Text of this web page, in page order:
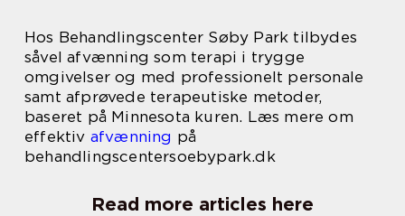
Hos Behandlingscenter Søby Park tilbydes
såvel afvænning som terapi i trygge
omgivelser og med professionelt personale
samt afprøvede terapeutiske metoder,
baseret på Minnesota kuren. Læs mere om
effektiv afvænning på
behandlingscentersoebypark.dk
Read more articles here